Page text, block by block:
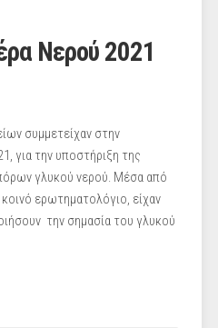
Νερού 2021
συμμετείχαν στην
για την υποστήριξη της
γλυκού νερού. Μέσα από
ερωτηματολόγιο, είχαν
την σημασία του γλυκού